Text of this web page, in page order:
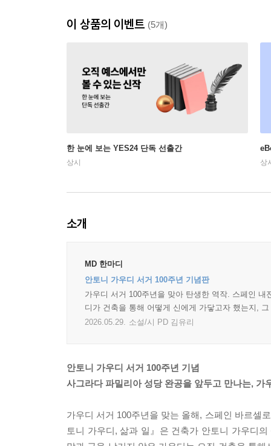
이 상품의 이벤트 (5개)
한 눈에 보는 YES24 단독 선출간
상시 상
소개
MD 한마디
안토니 가우디 서거 100주년 기념판
가우디 서거 100주년을 맞아 탄생한 역작. 스페인
디가 건축을 통해 어떻게 신에게 가닿고자 했는지,
2026.05.29.
소설/시 PD 김유리
안토니 가우디 서거 100주년 기념
사그라다 파밀리아 성당 완공을 앞두고 만나는, 가
가우디 서거 100주년을 맞는 올해, 스페인 바르셀
토니 가우디, 삶과 일』은 건축가 안토니 가우디